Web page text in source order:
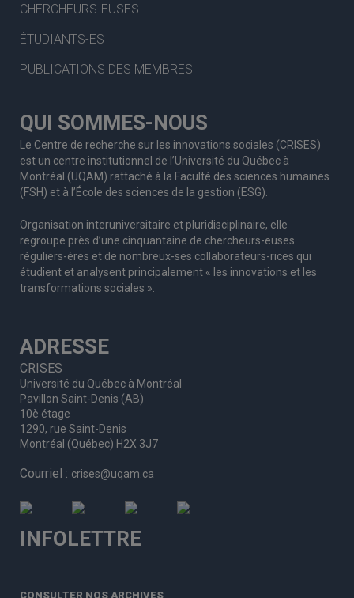
CHERCHEURS-EUSES
ÉTUDIANTS-ES
PUBLICATIONS DES MEMBRES
QUI SOMMES-NOUS
Le Centre de recherche sur les innovations sociales (CRISES)
est un centre institutionnel de l’Université du Québec à
Montréal (UQAM) rattaché à la Faculté des sciences humaines
(FSH) et à l’École des sciences de la gestion (ESG).
Organisation interuniversitaire et pluridisciplinaire, elle
regroupe près d’une cinquantaine de chercheurs-euses
réguliers-ères et de nombreux-ses collaborateurs-rices qui
étudient et analysent principalement « les innovations et les
transformations sociales ».
ADRESSE
CRISES
Université du Québec à Montréal
Pavillon Saint-Denis (AB)
10è étage
1290, rue Saint-Denis
Montréal (Québec) H2X 3J7
Courriel : crises@uqam.ca
INFOLETTRE
CONSULTER NOS ARCHIVES